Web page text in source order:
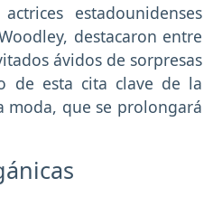
estadounidenses
destacaron entre
ávidos de sorpresas
de esta cita clave de la
que se prolongará